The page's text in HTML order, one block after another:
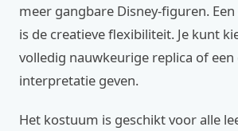
meer gangbare Disney-figuren.
is de creatieve flexibiliteit. Je kunt
volledig nauwkeurige replica of een
interpretatie geven.
Het kostuum is geschikt voor alle